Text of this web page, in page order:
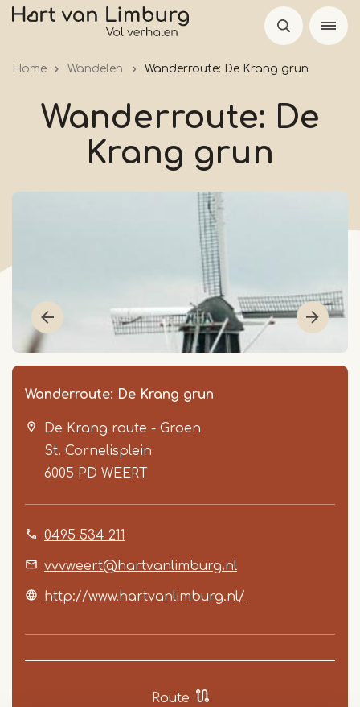
Skip
Home Wandelen Wanderroute: De Krang grun
Wanderroute: De
Krang grun
Wanderroute: De Krang grun
De Krang route - Groen
St. Cornelisplein
6005 PD WEERT
0495 534 211
vvvweert@hartvanlimburg.nl
http://www.hartvanlimburg.nl/
Route
Item